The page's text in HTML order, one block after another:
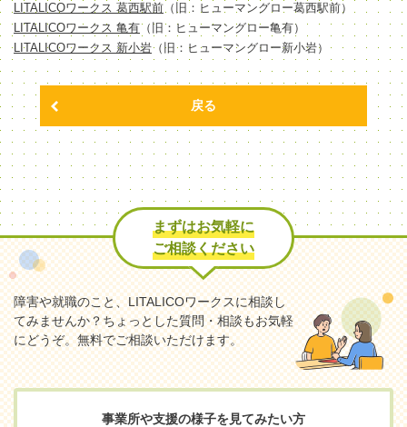
LITALICOワークス 葛西駅前 （旧：ヒューマングロー葛西駅前）
LITALICOワークス 亀有（旧：ヒューマングロー亀有）
LITALICOワークス 新小岩（旧：ヒューマングロー新小岩）
戻る
まずはお気軽に
ご相談ください
障害や就職のこと、LITALICOワークスに相談し
てみませんか？ちょっとした質問・相談もお気軽
にどうぞ。無料でご相談いただけます。
事業所や支援の様子を見てみたい方